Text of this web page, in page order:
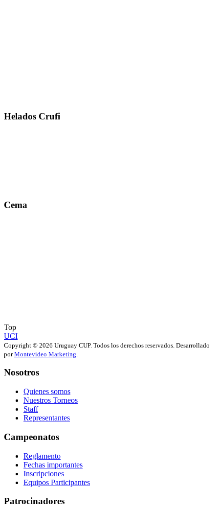
Helados Crufi
Cema
Top
UCI
Copyright © 2026 Uruguay CUP. Todos los derechos reservados. Desarrollado
porMontevideo Marketing
Nosotros
Quienes somos
Nuestros Torneos
Staff
Representantes
Campeonatos
Reglamento
Fechas importantes
Inscripciones
Equipos Participantes
Patrocinadores